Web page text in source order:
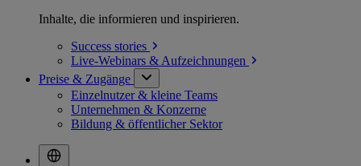
Inhalte, die informieren und inspirieren.
Success stories
Live-Webinars & Aufzeichnungen
Preise & Zugänge
Einzelnutzer & kleine Teams
Unternehmen & Konzerne
Bildung & öffentlicher Sektor